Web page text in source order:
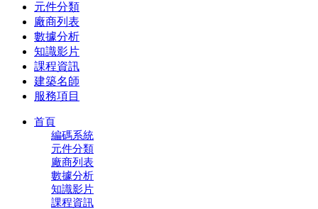
元件分類
廠商列表
數據分析
知識影片
課程資訊
建築名師
服務項目
首頁
編碼系統
元件分類
廠商列表
數據分析
知識影片
課程資訊